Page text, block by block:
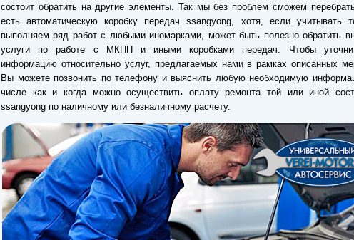
состоит обратить на другие элементы. Так мы без проблем сможем
есть автоматическую коробку передач ssangyong, хотя, если учитывать
выполняем ряд работ с любыми иномарками, может быть полезно обратить
услуги по работе с МКПП и иными коробками передач. Чтобы
информацию относительно услуг, предлагаемых нами в рамках описанных
Вы можете позвонить по телефону и выяснить любую необходимую
числе как и когда можно осуществить оплату ремонта той или иной
ssangyong по наличному или безналичному расчету.